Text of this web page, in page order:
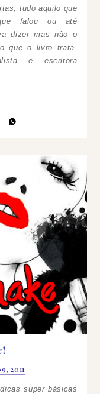
tudo aquilo que
falou ou até
dizer mas não o
que o livro trata.
e escritora
2011
super básicas